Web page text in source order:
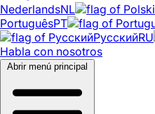
NederlandsNL
PortuguêsPT
РусскийRU
Habla con nosotros
Abrir menú principal